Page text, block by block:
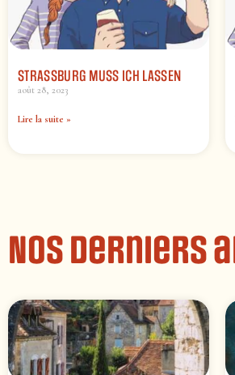
STRASSBURG MUSS ICH LASSEN
août 28, 2023
Lire la suite »
Nos derniers